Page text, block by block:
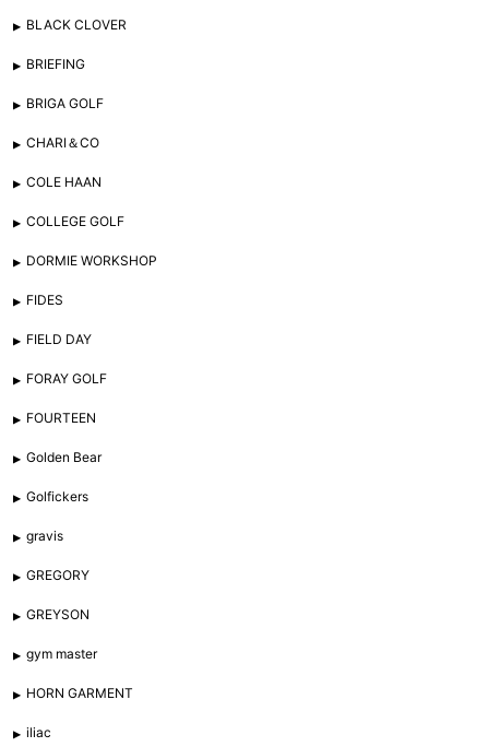
BLACK CLOVER
BRIEFING
BRIGA GOLF
CHARI＆CO
COLE HAAN
COLLEGE GOLF
DORMIE WORKSHOP
FIDES
FIELD DAY
FORAY GOLF
FOURTEEN
Golden Bear
Golfickers
gravis
GREGORY
GREYSON
gym master
HORN GARMENT
iliac